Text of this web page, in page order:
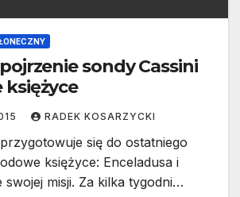
sondy Cassini
RADEK KOSARZYCKI
się do ostatniego
księżyce: Enceladusa i
swojej misji. Za kilka tygodni…